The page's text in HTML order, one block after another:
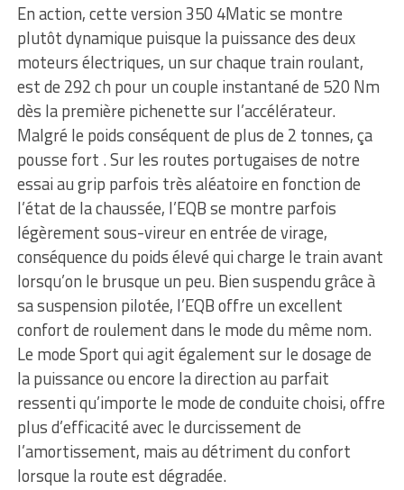
En action, cette version 350 4Matic se montre
plutôt dynamique puisque la puissance des deux
moteurs électriques, un sur chaque train roulant,
est de 292 ch pour un couple instantané de 520 Nm
dès la première pichenette sur l’accélérateur.
Malgré le poids conséquent de plus de 2 tonnes, ça
pousse fort . Sur les routes portugaises de notre
essai au grip parfois très aléatoire en fonction de
l’état de la chaussée, l’EQB se montre parfois
légèrement sous-vireur en entrée de virage,
conséquence du poids élevé qui charge le train avant
lorsqu’on le brusque un peu. Bien suspendu grâce à
sa suspension pilotée, l’EQB offre un excellent
confort de roulement dans le mode du même nom.
Le mode Sport qui agit également sur le dosage de
la puissance ou encore la direction au parfait
ressenti qu’importe le mode de conduite choisi, offre
plus d’efficacité avec le durcissement de
l’amortissement, mais au détriment du confort
lorsque la route est dégradée.